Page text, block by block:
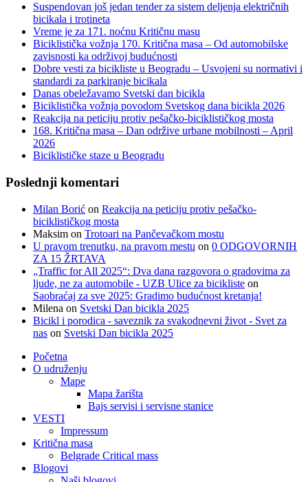
Suspendovan još jedan tender za sistem deljenja električnih
bicikala i trotineta
Vreme je za 171. noćnu Kritičnu masu
Biciklistička vožnja 170. Kritična masa – Od automobilske
zavisnosti ka održivoj budućnosti
Dobre vesti za bicikliste u Beogradu – Usvojeni su normativi i
standardi za parkiranje bicikala
Danas obeležavamo Svetski dan bicikla
Biciklistička vožnja povodom Svetskog dana bicikla 2026
Reakcija na peticiju protiv pešačko-biciklističkog mosta
168. Kritična masa – Dan održive urbane mobilnosti – April
2026
Biciklističke staze u Beogradu
Poslednji komentari
Milan Borić on Reakcija na peticiju protiv pešačko-
biciklističkog mosta
Maksim on Trotoari na Pančevačkom mostu
U pravom trenutku, na pravom mestu on 0 ODGOVORNIH
ZA 15 ŽRTAVA
„Traffic for All 2025“: Dva dana razgovora o gradovima za
ljude, ne za automobile - UZB Ulice za bicikliste on
Saobraćaj za sve 2025: Gradimo budućnost kretanja!
Milena on Svetski Dan bicikla 2025
Bicikl i porodica - saveznik za svakodnevni život - Svet za
nas on Svetski Dan bicikla 2025
Početna
O udruženju
Mape
Mapa žarišta
Bajs servisi i servisne stanice
VESTI
Impressum
Kritična masa
Belgrade Critical mass
Blogovi